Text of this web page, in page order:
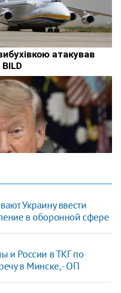
Украину ввести
в оборонной сфере
и России в ТКГ по
в Минске, - ОП